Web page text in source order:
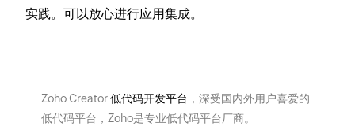
实践。可以放心进行应用集成。
Zoho Creator低代码开发平台 ，深受国内外用户喜爱的
低代码平台，Zoho是专业低代码平台厂商。